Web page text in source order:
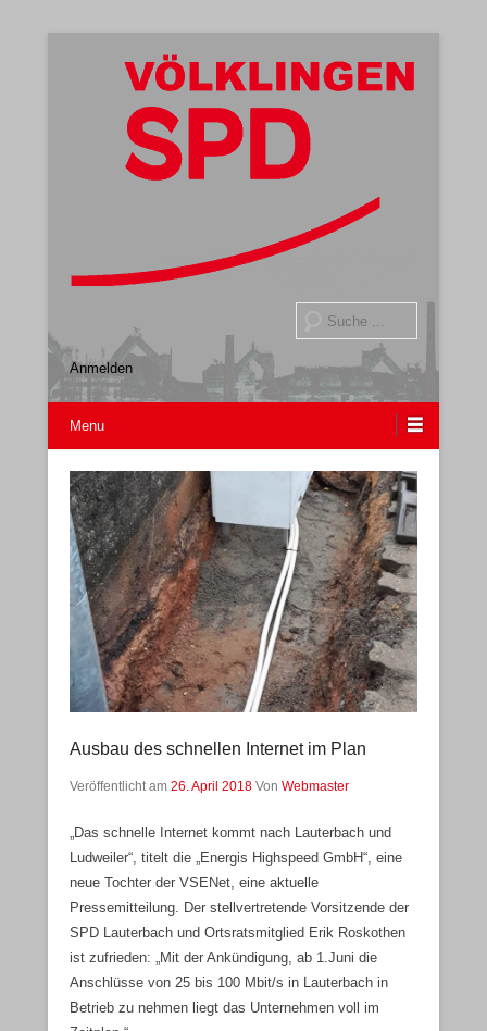
Anmelden
Menu
Ausbau des schnellen Internet im Plan
Veröffentlicht am 26. April 2018 Von Webmaster
„Das schnelle Internet kommt nach Lauterbach und
Ludweiler“, titelt die „Energis Highspeed GmbH“, eine
neue Tochter der VSENet, eine aktuelle
Pressemitteilung. Der stellvertretende Vorsitzende der
SPD Lauterbach und Ortsratsmitglied Erik Roskothen
ist zufrieden: „Mit der Ankündigung, ab 1.Juni die
Anschlüsse von 25 bis 100 Mbit/s in Lauterbach in
Betrieb zu nehmen liegt das Unternehmen voll im